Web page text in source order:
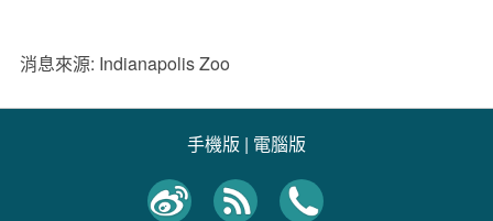
消息來源: Indianapolis Zoo
手機版 | 電腦版